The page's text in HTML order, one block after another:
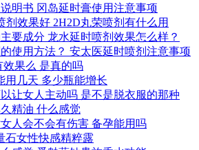
明书 冈岛延时膏使用注意事项
剂效果好 2H2D丸荣喷剂有什么用
要成分 龙水延时喷剂效果怎么样？
使用方法？ 安太医延时喷剂注意事项
果么 是真的吗
用几天 多少瓶能增长
让女人主动吗 是不是脱衣服的那种
精油 什么感觉
人会不会有伤害 备孕能用吗
石女性快感精粹露